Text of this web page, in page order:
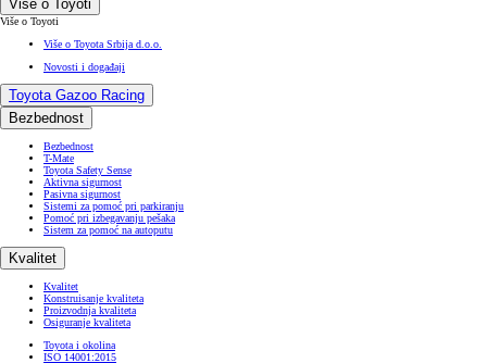
Više o Toyoti
Više o Toyoti
Više o Toyota Srbija d.o.o.
Novosti i događaji
Toyota Gazoo Racing
Bezbednost
Bezbednost
T-Mate
Toyota Safety Sense
Aktivna sigurnost
Pasivna sigurnost
Sistemi za pomoć pri parkiranju
Pomoć pri izbegavanju pešaka
Sistem za pomoć na autoputu
Kvalitet
Kvalitet
Konstruisanje kvaliteta
Proizvodnja kvaliteta
Osiguranje kvaliteta
Toyota i okolina
ISO 14001:2015